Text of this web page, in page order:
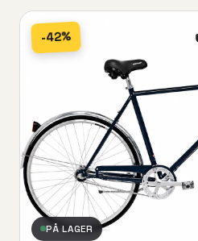
-42%
PÅ LAGER